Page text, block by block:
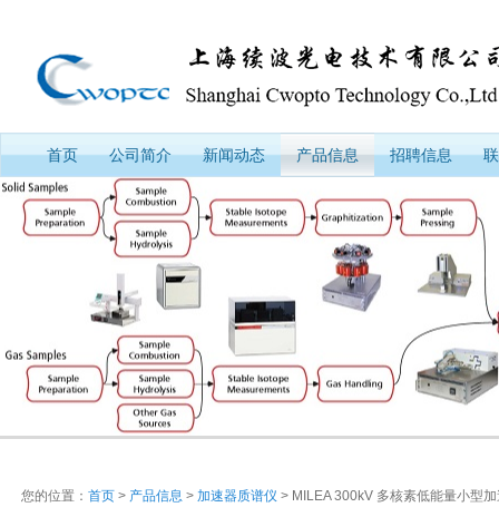
首页 公司简介 新闻动态 产品信息 招聘信息
您的位置： 首页 > 产品信息 > 加速器质谱仪 > MILEA 300kV 多核素低能量小型